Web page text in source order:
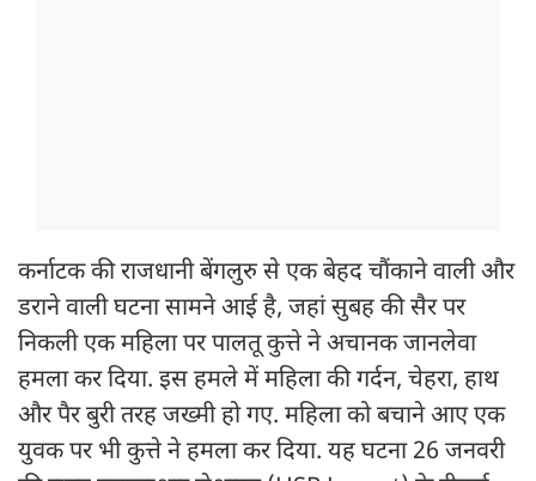
कर्नाटक की राजधानी बेंगलुरु से एक बेहद चौंकाने वाली और
डराने वाली घटना सामने आई है, जहां सुबह की सैर पर
निकली एक महिला पर पालतू कुत्ते ने अचानक जानलेवा
हमला कर दिया. इस हमले में महिला की गर्दन, चेहरा, हाथ
और पैर बुरी तरह जख्मी हो गए. महिला को बचाने आए एक
युवक पर भी कुत्ते ने हमला कर दिया. यह घटना 26 जनवरी